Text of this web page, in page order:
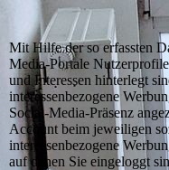
Mit Hilfe der so erfassten
Media-Portale
und Interessen hinterlegt
interessenbezogene
Social-Media-Präsenz
Account beim jeweiligen
interessenbezogene
auf denen Sie eingeloggt